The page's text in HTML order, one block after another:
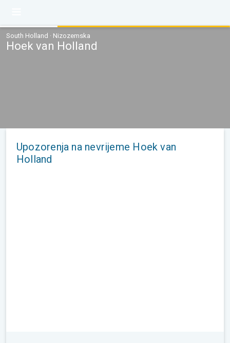
South Holland · Nizozemska
Hoek van Holland
Upozorenja na nevrijeme Hoek van
Holland